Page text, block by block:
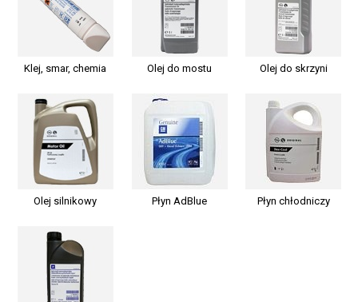
Klej, smar, chemia Olej do mostu Olej do skrzyni
Olej silnikowy Płyn AdBlue Płyn chłodniczy